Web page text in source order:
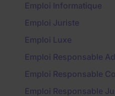
Emploi Informatique
Emploi Juriste
Emploi Luxe
Emploi Responsable
Emploi Responsable
Emploi Responsable